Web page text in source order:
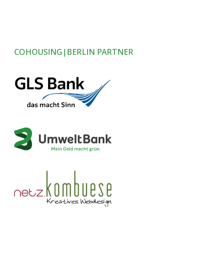
COHOUSING|BERLIN PARTNER